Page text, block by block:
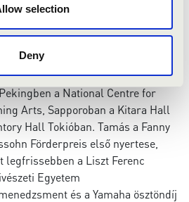
selection
Deny
Hall és az Allice Tully Hall
a Sanders Theater a Harvard
Budapesten, a Grand Theater
Hong Kongban a Culture
a National Centre for
Arts, Sapporoban a Kitara Hall
Hall Tokióban. Tamás a Fanny
Förderpreis első nyertese,
legfrissebben a Liszt Ferenc
Egyetem
és a Yamaha ösztöndíj